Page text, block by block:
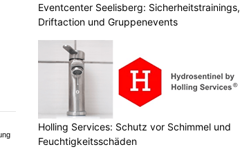
Eventcenter Seelisberg: Sicherheitstrainings,
Driftaction und Gruppenevents
Holling Services: Schutz vor Schimmel und
Feuchtigkeitsschäden